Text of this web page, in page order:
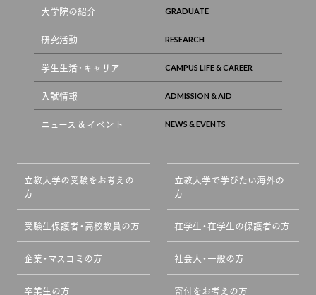
大学院の紹介
研究活動
学生生活・キャリア
入試情報
ニュース & イベント
立教大学の受験をお考えの
方
立教大学で学びたい海外の
方
受験生保護者・高校教員の方 在学生・在学生の保護者の方
企業・マスコミの方 社会人・一般の方
卒業生の方 寄付をお考えの方